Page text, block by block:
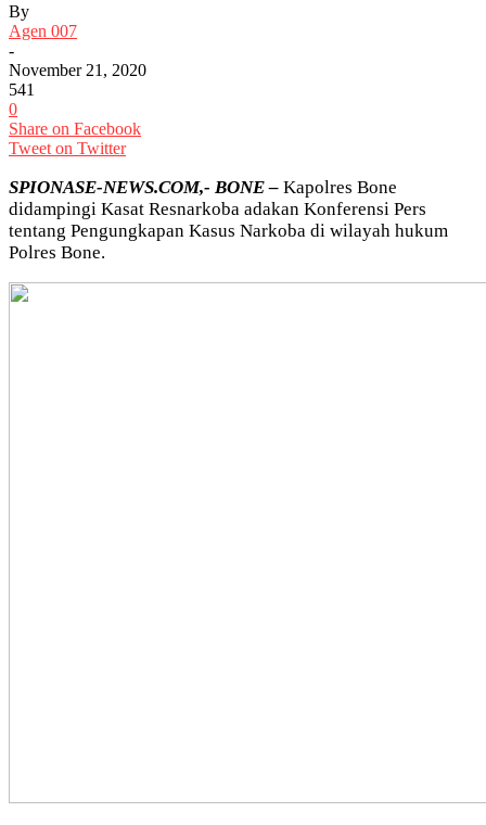
By
Agen 007
-
November 21, 2020
541
0
Share on Facebook
Tweet on Twitter
SPIONASE-NEWS.COM,- BONE – Kapolres Bone
didampingi Kasat Resnarkoba adakan Konferensi Pers
tentang Pengungkapan Kasus Narkoba di wilayah hukum
Polres Bone.